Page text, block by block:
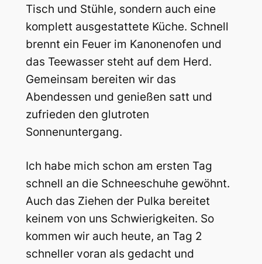
Tisch und Stühle, sondern auch eine
komplett ausgestattete Küche. Schnell
brennt ein Feuer im Kanonenofen und
das Teewasser steht auf dem Herd.
Gemeinsam bereiten wir das
Abendessen und genießen satt und
zufrieden den glutroten
Sonnenuntergang.
Ich habe mich schon am ersten Tag
schnell an die Schneeschuhe gewöhnt.
Auch das Ziehen der Pulka bereitet
keinem von uns Schwierigkeiten. So
kommen wir auch heute, an Tag 2
schneller voran als gedacht und